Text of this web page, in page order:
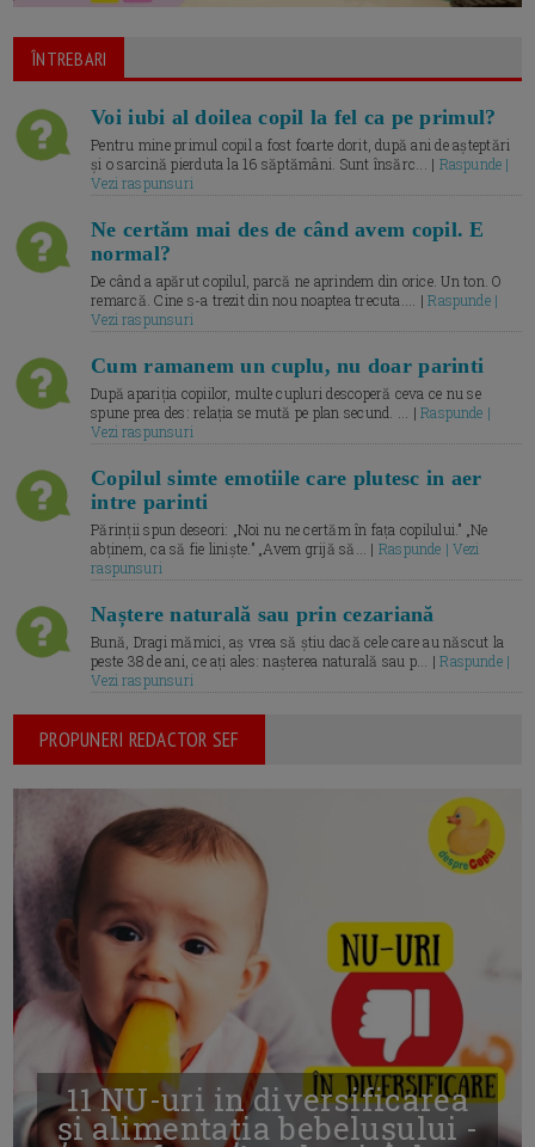
ÎNTREBARI
Voi iubi al doilea copil la fel ca pe primul?
Pentru mine primul copil a fost foarte dorit, după ani de așteptări
și o sarcină pierduta la 16 săptămâni. Sunt însărc... | Raspunde |
Vezi raspunsuri
Ne certăm mai des de când avem copil. E
normal?
De când a apărut copilul, parcă ne aprindem din orice. Un ton. O
remarcă. Cine s-a trezit din nou noaptea trecuta.... |Raspunde |
Vezi raspunsuri
Cum ramanem un cuplu, nu doar parinti
După apariția copiilor, multe cupluri descoperă ceva ce nu se
spune prea des: relația se mută pe plan secund. ... |Raspunde |
Vezi raspunsuri
Copilul simte emotiile care plutesc in aer
intre parinti
Părinții spun deseori: „Noi nu ne certăm în fața copilului.” „Ne
abținem, ca să fie liniște.” „Avem grijă să... | Raspunde | Vezi
raspunsuri
Naștere naturală sau prin cezariană
Bună, Dragi mămici, aș vrea să știu dacă cele care au născut la
peste 38 de ani, ce ați ales: nașterea naturală sau p... |Raspunde |
Vezi raspunsuri
PROPUNERI REDACTOR SEF
11 NU-uri in diversificarea
și alimentația bebelușului -